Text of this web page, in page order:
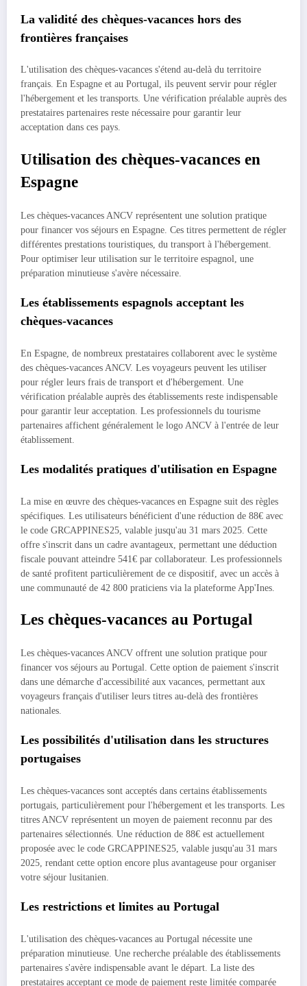
La validité des chèques-vacances hors des
frontières françaises
L'utilisation des chèques-vacances s'étend au-delà du territoire
français. En Espagne et au Portugal, ils peuvent servir pour régler
l'hébergement et les transports. Une vérification préalable auprès des
prestataires partenaires reste nécessaire pour garantir leur
acceptation dans ces pays.
Utilisation des chèques-vacances en
Espagne
Les chèques-vacances ANCV représentent une solution pratique
pour financer vos séjours en Espagne. Ces titres permettent de régler
différentes prestations touristiques, du transport à l'hébergement.
Pour optimiser leur utilisation sur le territoire espagnol, une
préparation minutieuse s'avère nécessaire.
Les établissements espagnols acceptant les
chèques-vacances
En Espagne, de nombreux prestataires collaborent avec le système
des chèques-vacances ANCV. Les voyageurs peuvent les utiliser
pour régler leurs frais de transport et d'hébergement. Une
vérification préalable auprès des établissements reste indispensable
pour garantir leur acceptation. Les professionnels du tourisme
partenaires affichent généralement le logo ANCV à l'entrée de leur
établissement.
Les modalités pratiques d'utilisation en Espagne
La mise en œuvre des chèques-vacances en Espagne suit des règles
spécifiques. Les utilisateurs bénéficient d'une réduction de 88€ avec
le code GRCAPPINES25, valable jusqu'au 31 mars 2025. Cette
offre s'inscrit dans un cadre avantageux, permettant une déduction
fiscale pouvant atteindre 541€ par collaborateur. Les professionnels
de santé profitent particulièrement de ce dispositif, avec un accès à
une communauté de 42 800 praticiens via la plateforme App'Ines.
Les chèques-vacances au Portugal
Les chèques-vacances ANCV offrent une solution pratique pour
financer vos séjours au Portugal. Cette option de paiement s'inscrit
dans une démarche d'accessibilité aux vacances, permettant aux
voyageurs français d'utiliser leurs titres au-delà des frontières
nationales.
Les possibilités d'utilisation dans les structures
portugaises
Les chèques-vacances sont acceptés dans certains établissements
portugais, particulièrement pour l'hébergement et les transports. Les
titres ANCV représentent un moyen de paiement reconnu par des
partenaires sélectionnés. Une réduction de 88€ est actuellement
proposée avec le code GRCAPPINES25, valable jusqu'au 31 mars
2025, rendant cette option encore plus avantageuse pour organiser
votre séjour lusitanien.
Les restrictions et limites au Portugal
L'utilisation des chèques-vacances au Portugal nécessite une
préparation minutieuse. Une recherche préalable des établissements
partenaires s'avère indispensable avant le départ. La liste des
prestataires acceptant ce mode de paiement reste limitée comparée